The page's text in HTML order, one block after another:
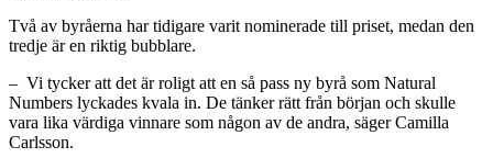
Två av byråerna har tidigare varit nominerade till priset, medan den
tredje är en riktig bubblare.
– Vi tycker att det är roligt att en så pass ny byrå som Natural
Numbers lyckades kvala in. De tänker rätt från början och skulle
vara lika värdiga vinnare som någon av de andra, säger Camilla
Carlsson.